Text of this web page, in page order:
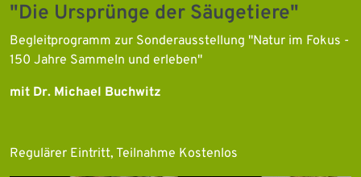
"Die Ursprünge der Säugetiere"
Begleitprogramm zur Sonderausstellung "Natur im Fokus -
150 Jahre Sammeln und erleben"
mit Dr. Michael Buchwitz
Regulärer Eintritt, Teilnahme Kostenlos